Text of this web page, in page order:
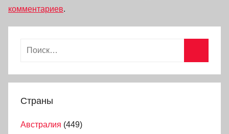
комментариев.
Страны
Австралия (449)